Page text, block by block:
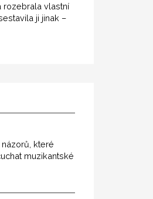
rozebrala vlastní
ji jinak –
které
muzikantské